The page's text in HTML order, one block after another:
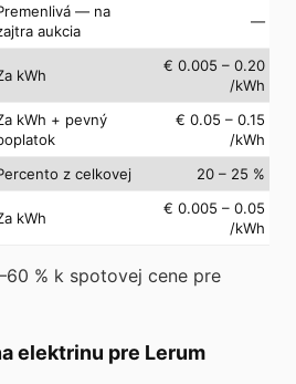
— na
aukcia
—
kWh
€ 0.005 – 0.20
/kWh
kWh + pevný
€ 0.05 – 0.15
/kWh
z celkovej 20 – 25 %
kWh
€ 0.005 – 0.05
/kWh
% k spotovej cene pre
elektrinu pre Lerum